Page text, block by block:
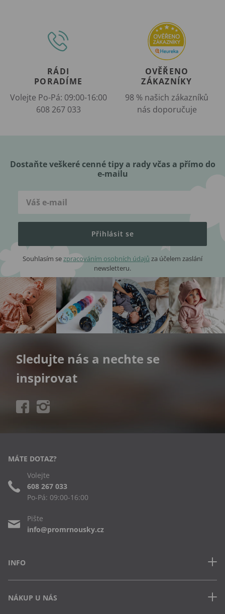
RÁDI
PORADÍME
Volejte Po-Pá: 09:00-16:00
608 267 033
OVĚŘENO
ZÁKAZNÍKY
98 % našich zákazníků
nás doporučuje
Dostaňte veškeré cenné tipy a rady včas a přímo do
e-mailu
Přihlásit se
Souhlasím sezpracováním osobních údajů za účelem zaslání
newsletteru.
Sledujte nás a nechte se
inspirovat
INFO
Často kladené dotazy
NÁKUP U NÁS
MÁTE DOTAZ?
Volejte
608 267 033
Po-Pá: 09:00-16:00
Pište
info@promrnousky.cz